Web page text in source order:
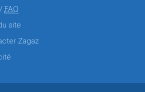
FAQ
site
Zagaz